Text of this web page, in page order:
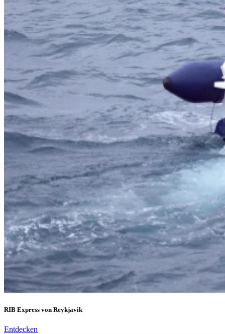
RIB Express von Reykjavik
Entdecken